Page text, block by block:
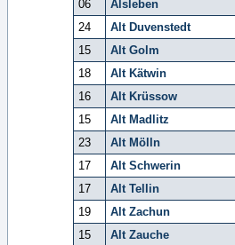
06
Alsleben
24
Alt Duvenstedt
15
Alt Golm
18
Alt Kätwin
16
Alt Krüssow
15
Alt Madlitz
23
Alt Mölln
17
Alt Schwerin
17
Alt Tellin
19
Alt Zachun
15
Alt Zauche